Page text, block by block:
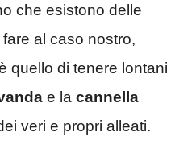
che esistono delle
al caso nostro,
quello di tenere lontani
e la cannella
veri e propri alleati.